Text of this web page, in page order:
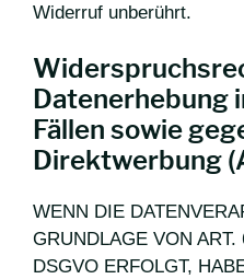
Widerruf unberührt.
Datenerhebung
Fällen sowie
Direktwerbung
WENN DIE
GRUNDLAGE VON
DSGVO ERFOLGT,